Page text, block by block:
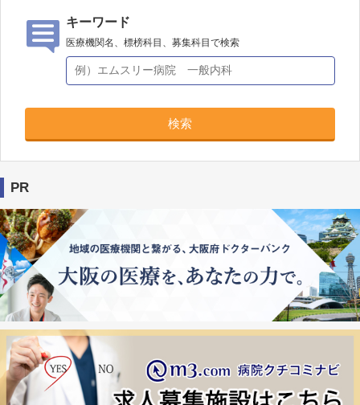
キーワード
医療機関名、標榜科目、募集科目で検索
検索
PR